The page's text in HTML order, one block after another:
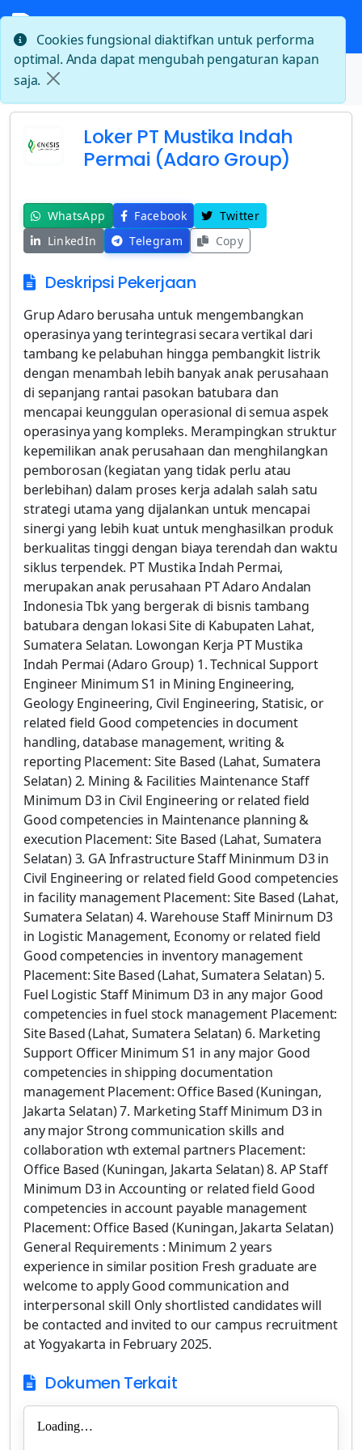
Beranda
Loker PT Mustika Indah Permai (Adaro Group)
Loker PT Mustika Indah
Permai (Adaro Group)
WhatsApp Facebook
Twitter
LinkedIn
Telegram Copy
Deskripsi Pekerjaan
Grup Adaro berusaha untuk mengembangkan
operasinya yang terintegrasi secara vertikal dari
tambang ke pelabuhan hingga pembangkit listrik
dengan menambah lebih banyak anak perusahaan
di sepanjang rantai pasokan batubara dan
mencapai keunggulan operasional di semua aspek
operasinya yang kompleks. Merampingkan struktur
kepemilikan anak perusahaan dan menghilangkan
pemborosan (kegiatan yang tidak perlu atau
berlebihan) dalam proses kerja adalah salah satu
strategi utama yang dijalankan untuk mencapai
sinergi yang lebih kuat untuk menghasilkan produk
berkualitas tinggi dengan biaya terendah dan waktu
siklus terpendek. PT Mustika Indah Permai,
merupakan anak perusahaan PT Adaro Andalan
Indonesia Tbk yang bergerak di bisnis tambang
batubara dengan lokasi Site di Kabupaten Lahat,
Sumatera Selatan. Lowongan Kerja PT Mustika
Indah Permai (Adaro Group) 1. Technical Support
Engineer Minimum S1 in Mining Engineering,
Geology Engineering, Civil Engineering, Statisic, or
related field Good competencies in document
handling, database management, writing &
reporting Placement: Site Based (Lahat, Sumatera
Selatan) 2. Mining & Facilities Maintenance Staff
Minimum D3 in Civil Engineering or related field
Good competencies in Maintenance planning &
execution Placement: Site Based (Lahat, Sumatera
Selatan) 3. GA Infrastructure Staff Mininmum D3 in
Civil Engineering or related field Good competencies
in facility management Placement: Site Based (Lahat,
Sumatera Selatan) 4. Warehouse Staff Minirnum D3
in Logistic Management, Economy or related field
Good competencies in inventory management
Placement: Site Based (Lahat, Sumatera Selatan) 5.
Fuel Logistic Staff Minimum D3 in any major Good
competencies in fuel stock management Placement:
Site Based (Lahat, Sumatera Selatan) 6. Marketing
Support Officer Minimum S1 in any major Good
competencies in shipping documentation
management Placement: Office Based (Kuningan,
Jakarta Selatan) 7. Marketing Staff Minimum D3 in
any major Strong communication skills and
collaboration wth extemal partners Placement:
Office Based (Kuningan, Jakarta Selatan) 8. AP Staff
Minimum D3 in Accounting or related field Good
competencies in account payable management
Placement: Office Based (Kuningan, Jakarta Selatan)
General Requirements : Minimum 2 years
experience in similar position Fresh graduate are
welcome to apply Good communication and
interpersonal skill Only shortlisted candidates will
be contacted and invited to our campus recruitment
at Yogyakarta in February 2025.
Dokumen Terkait
Cookies fungsional diaktifkan untuk performa
optimal. Anda dapat mengubah pengaturan kapan
saja.